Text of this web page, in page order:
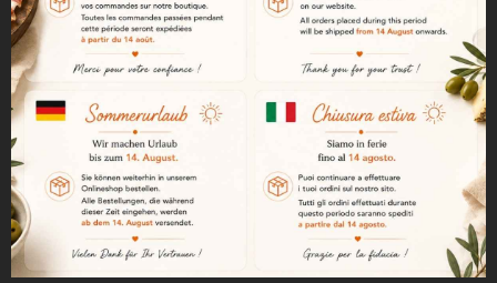
aromatica.
L'alimentazione a base di
ghiande contribuisce a conferire
sottigliezza e profondità al suo
profilo gustativo.
Consistenza fine e aromi delicati